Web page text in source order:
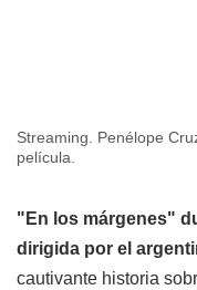
Streaming. Penélope
película.
"En los márgenes"
dirigida por el
cautivante historia